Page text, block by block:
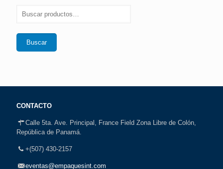
Buscar
CONTACTO
Calle 5ta. Ave. Principal, France Field Zona Libre de Colón,
República de Panamá.
+(507) 430-2157
eventas@empaquesint.com